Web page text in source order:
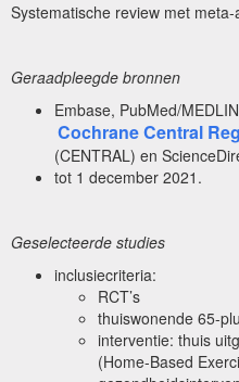
Systematische review met meta-
Geraadpleegde bronnen
Embase, PubMed/
Cochrane Central
(CENTRAL) en
tot 1 december 2021.
Geselecteerde studies
inclusiecriteria:
RCT’s
thuiswonende 65-
interventie: thuis
(Home-Based